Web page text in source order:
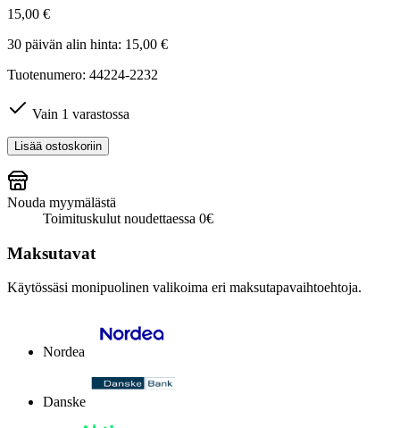
15,00 €
30 päivän alin hinta: 15,00 €
Tuotenumero: 44224-2232
Vain 1 varastossa
Specialized
Purist
MoFlo
22oz
juomapullo
läpinäkyvä/punainen
Lisää ostoskoriin
Nouda myymälästä
Toimituskulut noudettaessa 0€
Maksutavat
Käytössäsi monipuolinen valikoima eri maksutapavaihtoehtoja.
Nordea
Danske